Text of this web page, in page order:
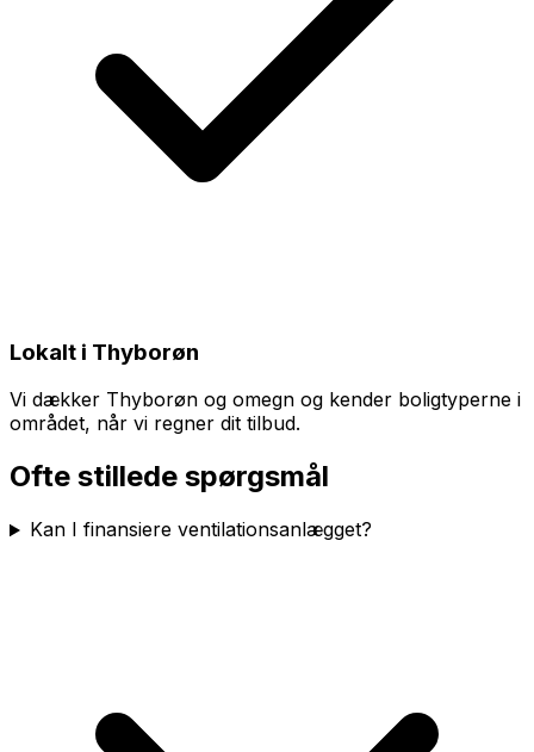
Lokalt i Thyborøn
Vi dækker Thyborøn og omegn og kender boligtyperne i
området, når vi regner dit tilbud.
Ofte stillede spørgsmål
Kan I finansiere ventilationsanlægget?